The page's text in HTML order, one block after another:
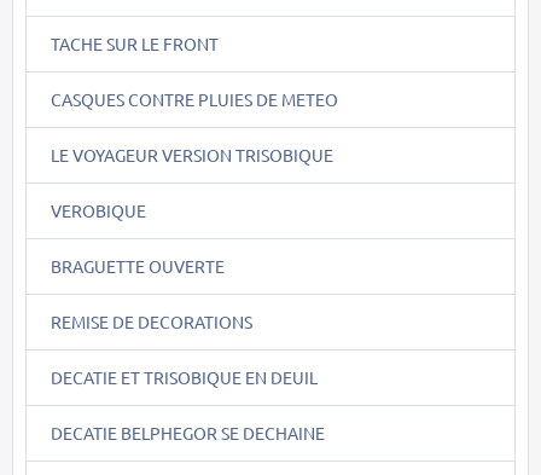
TACHE SUR LE FRONT
CASQUES CONTRE PLUIES DE METEO
LE VOYAGEUR VERSION TRISOBIQUE
VEROBIQUE
BRAGUETTE OUVERTE
REMISE DE DECORATIONS
DECATIE ET TRISOBIQUE EN DEUIL
DECATIE BELPHEGOR SE DECHAINE